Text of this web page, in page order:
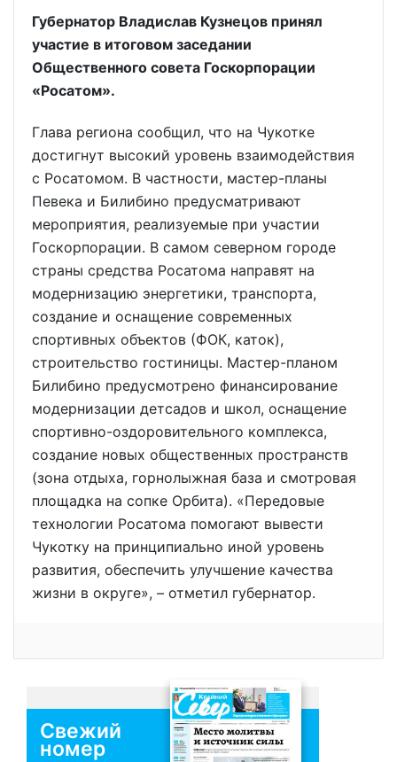
Губернатор Владислав Кузнецов принял
участие в итоговом заседании
Общественного совета Госкорпорации
«Росатом».
Глава региона сообщил, что на Чукотке
достигнут высокий уровень взаимодействия
с Росатомом. В частности, мастер-планы
Певека и Билибино предусматривают
мероприятия, реализуемые при участии
Госкорпорации. В самом северном городе
страны средства Росатома направят на
модернизацию энергетики, транспорта,
создание и оснащение современных
спортивных объектов (ФОК, каток),
строительство гостиницы. Мастер-планом
Билибино предусмотрено финансирование
модернизации детсадов и школ, оснащение
спортивно-оздоровительного комплекса,
создание новых общественных пространств
(зона отдыха, горнолыжная база и смотровая
площадка на сопке Орбита). «Передовые
технологии Росатома помогают вывести
Чукотку на принципиально иной уровень
развития, обеспечить улучшение качества
жизни в округе», – отметил губернатор.
Свежий
номер